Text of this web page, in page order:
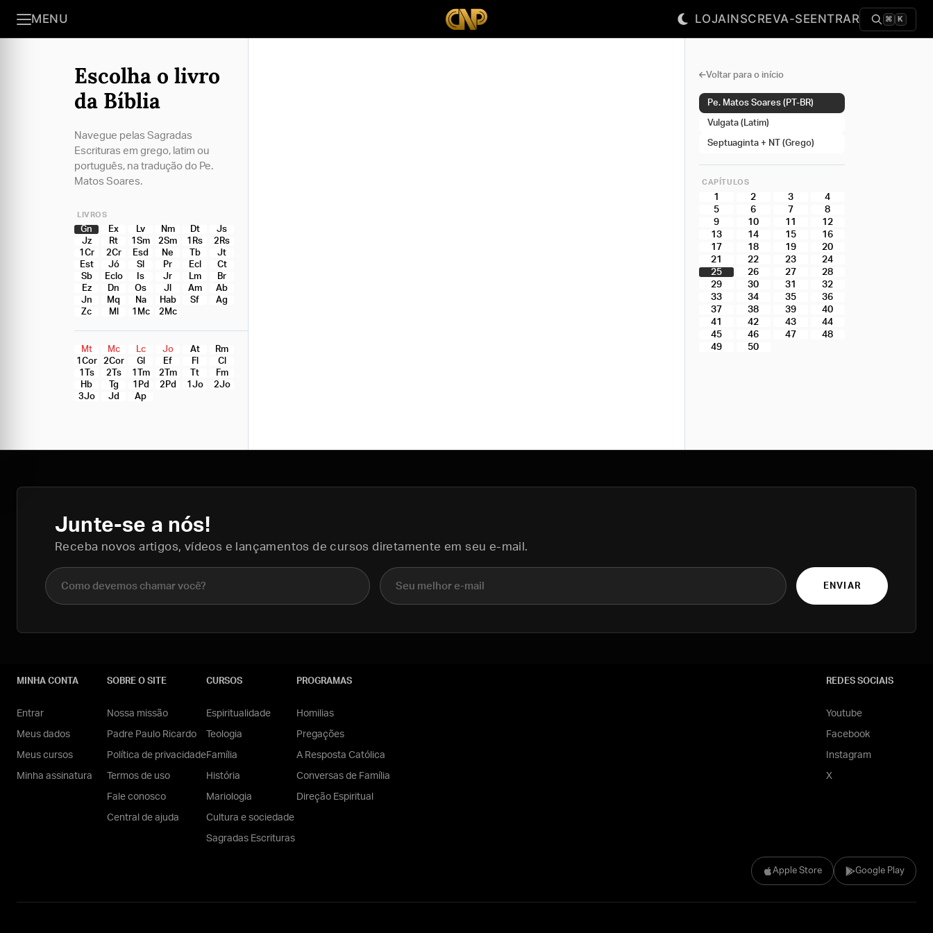
MENU LOJAINSCREVA-SEENTRAR ⌘ K
Escolha o livro
da Bíblia
Navegue pelas Sagradas
Escrituras em grego, latim ou
português, na tradução do Pe.
Matos Soares.
LIVROS
Gn Ex Lv Nm Dt
Js
Jz
Rt 1Sm 2Sm 1Rs
2Rs
1Cr
2Cr Esd Ne Tb
Jt
Est
Jó Sl Pr Ecl
Ct
Sb
Eclo Is Jr Lm
Br
Ez
Dn Os Jl Am
Ab
Jn
Mq Na Hab Sf
Ag
Zc
Ml 1Mc 2Mc
Mt Mc Lc Jo At
Rm
1Cor
2Cor Gl Ef Fl
Cl
1Ts
2Ts 1Tm 2Tm Tt
Fm
Hb
Tg 1Pd 2Pd 1Jo
2Jo
3Jo
Jd Ap
Voltar para o início
Pe. Matos Soares (PT-BR)
Vulgata (Latim)
Septuaginta + NT (Grego)
CAPÍTULOS
1 2 3
4
5
6 7
8
9
10 11
12
13
14 15
16
17
18 19
20
21
22 23
24
25
26 27
28
29
30 31
32
33
34 35
36
37
38 39
40
41
42 43
44
45
46 47
48
49
50
Junte-se a nós!
Receba novos artigos, vídeos e lançamentos de cursos diretamente em seu e-mail.
Nome completo E-mail
ENVIAR
Apple Store Google Play
MINHA CONTA
Entrar
Meus dados
Meus cursos
Minha assinatura
SOBRE O SITE
Nossa missão
Padre Paulo Ricardo
Política de privacidade
Termos de uso
Fale conosco
Central de ajuda
CURSOS
Espiritualidade
Teologia
Família
História
Mariologia
Cultura e sociedade
Sagradas Escrituras
PROGRAMAS
Homilias
Pregações
A Resposta Católica
Conversas de Família
Direção Espiritual
REDES SOCIAIS
Youtube
Facebook
Instagram
X